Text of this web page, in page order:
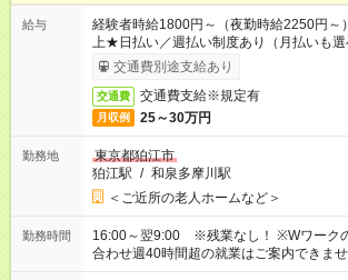
給与
経験者時給1800円～（夜勤時給2250円
上★日払い／週払い制度あり（月払いも選
は手続き完了次第のお支払いとなります。
交通費別途支給あり
交通費 交通費支給※規定有
月収例 25～30万円
勤務地
東京都狛江市
狛江駅 / 和泉多摩川駅
＜ご近所の老人ホームなど＞
勤務時間
16:00～翌9:00 ※残業なし！ ※Wワークの場合、他のお仕事と
合わせ週40時間超の就業はご案内できま
週20時間以上勤務は社会保険への加入対